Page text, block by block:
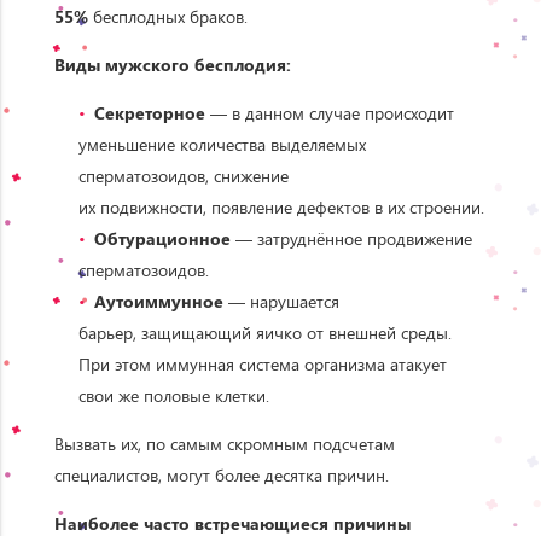
55% бесплодных браков.
Виды мужского бесплодия:
Секреторное — в данном случае происходит
уменьшение количества выделяемых
сперматозоидов, снижение
их подвижности, появление дефектов в их строении.
Обтурационное — затруднённое продвижение
сперматозоидов.
Аутоиммунное — нарушается
барьер, защищающий яичко от внешней среды.
При этом иммунная система организма атакует
свои же половые клетки.
Вызвать их, по самым скромным подсчетам
специалистов, могут более десятка причин.
Наиболее часто встречающиеся причины